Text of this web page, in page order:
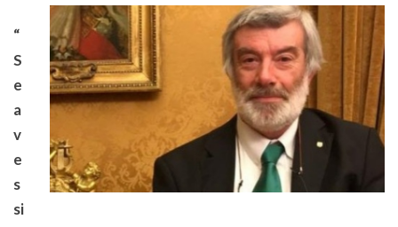
“
S
e
a
v
e
s
si